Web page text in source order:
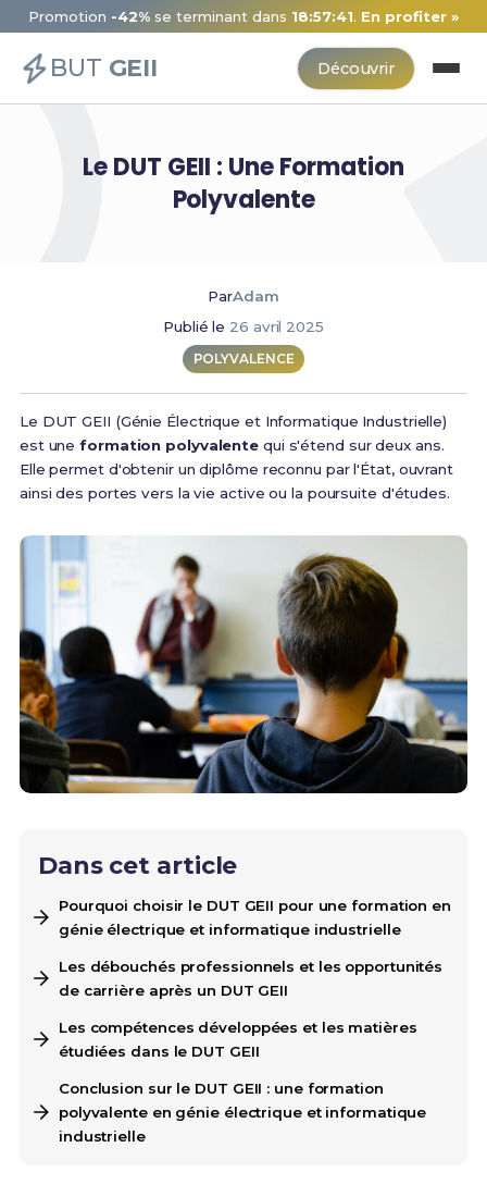
Promotion -42% se terminant dans 18:57:41. En profiter »
BUT GEII Découvrir
Le DUT GEII : Une Formation
Polyvalente
ParAdam
Publié le 26 avril 2025
POLYVALENCE
Le DUT GEII (Génie Électrique et Informatique Industrielle)
est uneformation polyvalente qui s'étend sur deux ans.
Elle permet d'obtenir un diplôme reconnu par l'État, ouvrant
ainsi des portes vers la vie active ou la poursuite d'études.
Dans cet article
Pourquoi choisir le DUT GEII pour une formation en
génie électrique et informatique industrielle
Les débouchés professionnels et les opportunités
de carrière après un DUT GEII
Les compétences développées et les matières
étudiées dans le DUT GEII
Conclusion sur le DUT GEII : une formation
polyvalente en génie électrique et informatique
industrielle